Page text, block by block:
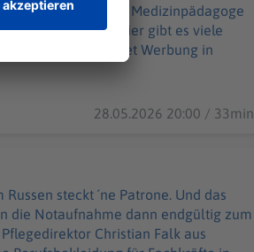
und Medizinpädagoge
es viele
in
28.05.2026 20:00 / 33min
steckt ´ne Patrone. Und das
die Notaufnahme dann endgültig zum
Christian Falk aus